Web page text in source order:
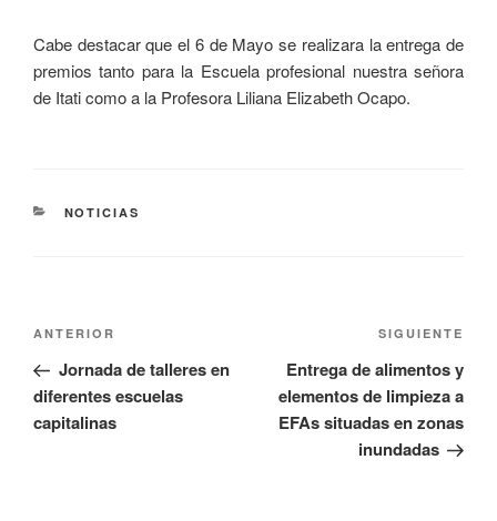
Cabe destacar que el 6 de Mayo se realizara la entrega de
premios tanto para la Escuela profesional nuestra señora
de Itati como a la Profesora Liliana Elizabeth Ocapo.
NOTICIAS
ANTERIOR
Jornada de talleres en
diferentes escuelas
capitalinas
SIGUIENTE
Entrega de alimentos y
elementos de limpieza a
EFAs situadas en zonas
inundadas